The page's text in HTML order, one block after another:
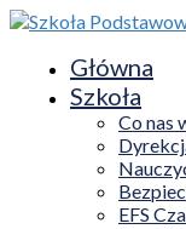
Główna
Szkoła
Co nas
EFS